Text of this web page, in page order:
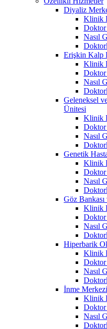
Diyaliz
Klinik
Doktor
Nasıl
Erişkin Kalp
Klinik
Doktor
Nasıl
Geleneksel
Ünitesi
Klinik
Doktor
Nasıl
Genetik
Klinik
Doktor
Nasıl
Göz
Klinik
Doktor
Nasıl
Hiperbarik
Klinik
Doktor
Nasıl
İnme Merkezi
Klinik
Doktor
Nasıl